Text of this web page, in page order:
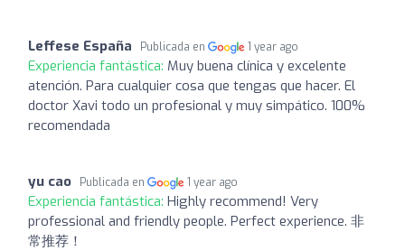
Leffese España Publicada en 1 year ago
Experiencia fantástica: Muy buena clínica y excelente
atención. Para cualquier cosa que tengas que hacer. El
doctor Xavi todo un profesional y muy simpático. 100%
recomendada
yu cao Publicada en 1 year ago
Experiencia fantástica: Highly recommend! Very
professional and friendly people. Perfect experience. 非
常推荐！